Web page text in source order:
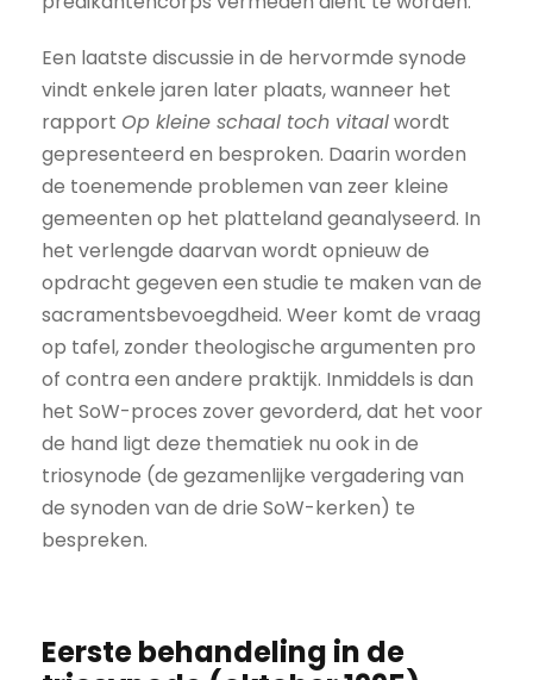
Een laatste discussie in de hervormde synode
vindt enkele jaren later plaats, wanneer het
rapport Op kleine schaal toch vitaalwordt
gepresenteerd en besproken. Daarin worden
de toenemende problemen van zeer kleine
gemeenten op het platteland geanalyseerd. In
het verlengde daarvan wordt opnieuw de
opdracht gegeven een studie te maken van de
sacramentsbevoegdheid. Weer komt de vraag
op tafel, zonder theologische argumenten pro
of contra een andere praktijk. Inmiddels is dan
het SoW-proces zover gevorderd, dat het voor
de hand ligt deze thematiek nu ook in de
triosynode (de gezamenlijke vergadering van
de synoden van de drie SoW-kerken) te
bespreken.
Eerste behandeling in de